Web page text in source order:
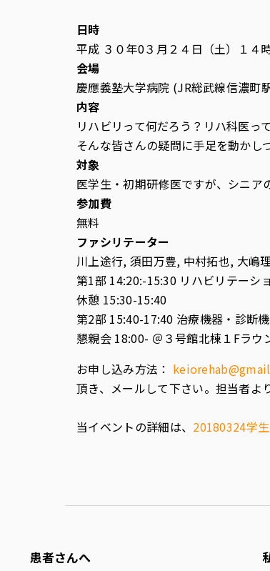
日時
平成 ３０年0３月２４日（土）１４
会場
慶應義塾大学病院 (JR総武線信濃
内容
リハビリって何だろう？リハ科医っ
そんな皆さんの疑問に手足を動かし
対象
医学生・初期研修医ですが、シニア
参加費
無料
ファシリテーター
川上途行, 須田万豊, 中村拓也, 大嶋
第1部 14:20:-15:30 リハビリテーシ
休憩 15:30-15:40
第2部 15:40-17:40 治療機器・診断
懇親会 18:00- ＠３号館北棟１Fラウ
お申し込み方法：
頂き、メールして下さい。担当者よ
当イベントの詳細は、 20180324学
患者さんへ